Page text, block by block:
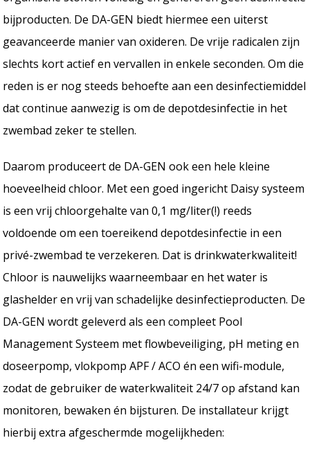
bijproducten. De DA-GEN biedt hiermee een uiterst
geavanceerde manier van oxideren. De vrije radicalen zijn
slechts kort actief en vervallen in enkele seconden. Om die
reden is er nog steeds behoefte aan een desinfectiemiddel
dat continue aanwezig is om de depotdesinfectie in het
zwembad zeker te stellen.
Daarom produceert de DA-GEN ook een hele kleine
hoeveelheid chloor. Met een goed ingericht Daisy systeem
is een vrij chloorgehalte van 0,1 mg/liter(!) reeds
voldoende om een toereikend depotdesinfectie in een
privé-zwembad te verzekeren. Dat is drinkwaterkwaliteit!
Chloor is nauwelijks waarneembaar en het water is
glashelder en vrij van schadelijke desinfectieproducten. De
DA-GEN wordt geleverd als een compleet Pool
Management Systeem met flowbeveiliging, pH meting en
doseerpomp, vlokpomp APF / ACO én een wifi-module,
zodat de gebruiker de waterkwaliteit 24/7 op afstand kan
monitoren, bewaken én bijsturen. De installateur krijgt
hierbij extra afgeschermde mogelijkheden: